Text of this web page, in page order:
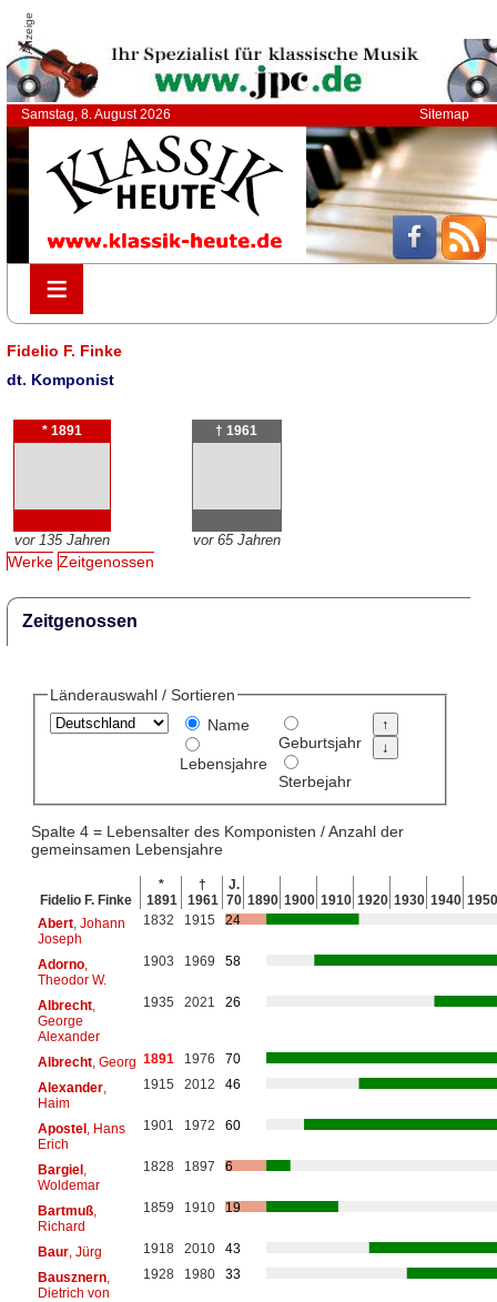
Anzeige
Samstag, 8. August 2026 Sitemap
≡
≡
Fidelio F. Finke
dt. Komponist
* 1891
vor 135 Jahren
† 1961
vor 65 Jahren
Werke Zeitgenossen
Zeitgenossen
Länderauswahl / Sortieren
Name
Lebensjahre
Geburtsjahr
Sterbejahr
Spalte 4 = Lebensalter des Komponisten / Anzahl der
gemeinsamen Lebensjahre
Fidelio F. Finke
*
1891
†
1961
J.
70 1890 1900 1910 1920 1930 1940 1950
Abert, Johann
Joseph
1832 1915 24
Adorno,
Theodor W.
1903 1969 58
Albrecht,
George
Alexander
1935 2021 26
Albrecht, Georg 1891 1976
70
Alexander,
Haim
1915 2012 46
Apostel, Hans
Erich
1901 1972 60
Bargiel,
Woldemar
1828 1897 6
Bartmuß,
Richard
1859 1910 19
Baur, Jürg 1918 2010
43
Bausznern,
Dietrich von
1928 1980 33